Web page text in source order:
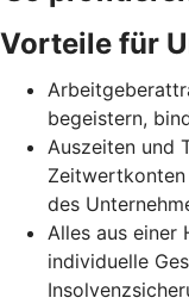
Vorteile für
begeistern,
Auszeiten und
des
Alles aus einer
individuelle